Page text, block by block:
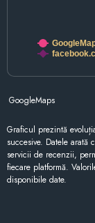
GoogleMaps
Graficul prezintă
succesive. Datele
servicii de recenzii,
fiecare platformă.
disponibile date.